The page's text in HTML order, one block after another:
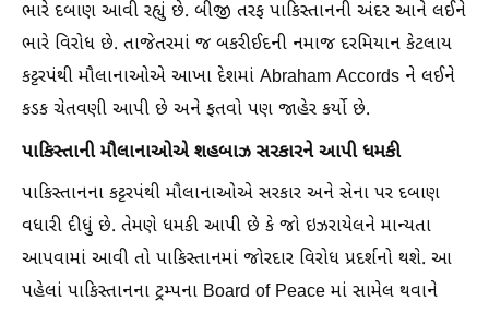
ભારે દબાણ આવી રહ્યું છે. બીજી તરફ પાકિસ્તાનની અંદર આને લઈને
ભારે વિરોધ છે. તાજેતરમાં જ બકરીઈદની નમાજ દરમિયાન કેટલાય
કટ્ટરપંથી મૌલાનાઓએ આખા દેશમાં Abraham Accords ને લઈને
કડક ચેતવણી આપી છે અને ફતવો પણ જાહેર કર્યો છે.
પાકિસ્તાની મૌલાનાઓએ શહબાઝ સરકારને આપી ધમકી
પાકિસ્તાનના કટ્ટરપંથી મૌલાનાઓએ સરકાર અને સેના પર દબાણ
વધારી દીધું છે. તેમણે ધમકી આપી છે કે જો ઇઝરાયેલને માન્યતા
આપવામાં આવી તો પાકિસ્તાનમાં જોરદાર વિરોધ પ્રદર્શનો થશે. આ
પહેલાં પાકિસ્તાનના ટ્રમ્પના Board of Peace માં સામેલ થવાને